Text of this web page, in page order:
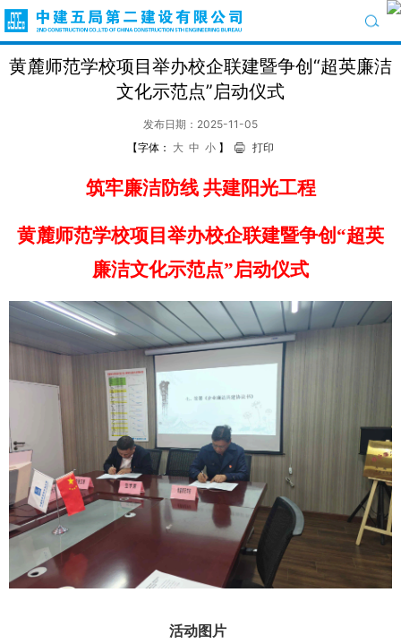
黄麓师范学校项目举办校企联建暨争创“超英廉洁
文化示范点”启动仪式
发布日期：2025-11-05
【字体： 大 中 小 】 打印
筑牢廉洁防线 共建阳光工程
黄麓师范学校项目举办校企联建暨争创“超英
廉洁文化示范点”启动仪式
活动图片